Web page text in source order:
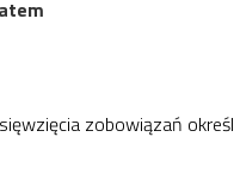
zobowiązań